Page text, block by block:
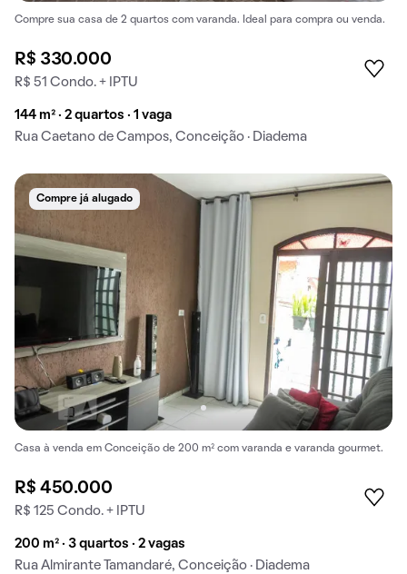
Compre sua casa de 2 quartos com varanda. Ideal para compra ou venda.
R$ 330.000
R$ 51 Condo. + IPTU
144 m² · 2 quartos · 1 vaga
Rua Caetano de Campos, Conceição · Diadema
Compre já alugado
Casa à venda em Conceição de 200 m² com varanda e varanda gourmet.
R$ 450.000
R$ 125 Condo. + IPTU
200 m² · 3 quartos · 2 vagas
Rua Almirante Tamandaré, Conceição · Diadema